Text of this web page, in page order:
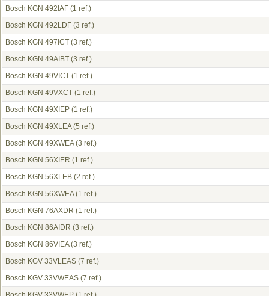
Bosch KGN 492IAF (1 ref.)
Bosch KGN 492LDF (3 ref.)
Bosch KGN 497ICT (3 ref.)
Bosch KGN 49AIBT (3 ref.)
Bosch KGN 49VICT (1 ref.)
Bosch KGN 49VXCT (1 ref.)
Bosch KGN 49XIEP (1 ref.)
Bosch KGN 49XLEA(5 ref.)
Bosch KGN 49XWEA(3 ref.)
Bosch KGN 56XIER (1 ref.)
Bosch KGN 56XLEB (2 ref.)
Bosch KGN 56XWEA(1 ref.)
Bosch KGN 76AXDR (1 ref.)
Bosch KGN 86AIDR (3 ref.)
Bosch KGN 86VIEA(3 ref.)
Bosch KGV 33VLEAS (7 ref.)
Bosch KGV 33VWEAS (7 ref.)